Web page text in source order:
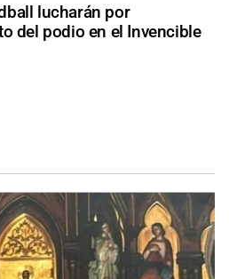
lucharán por
del podio en el Invencible